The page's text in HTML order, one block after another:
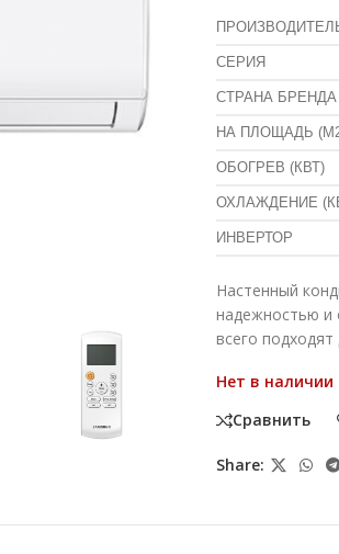
СЕРИЯ
СТРАНА БРЕНДА
НА ПЛОЩАДЬ
ОБОГРЕВ (КВТ)
ОХЛАЖДЕНИЕ
ИНВЕРТОР
Настенный
надежностью и
всего
Нет в наличии
Сравнить
Share: